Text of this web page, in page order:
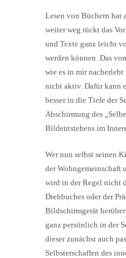
Lesen von Büchern hat
weiter weg rückt das
und Texte ganz leicht
werden können. Das
wie es in mir
nicht aktiv. Dafür kann
besser in die Tiefe der
Abschirmung des
Bildentstehens im
Wer nun selbst seinen
der Wohngemeinschaft
wird in der Regel nicht
Drehbuches oder der
Bildschirmgerät
ganz persönlich in der
dieser zunächst auch
Selbsterschaffen des